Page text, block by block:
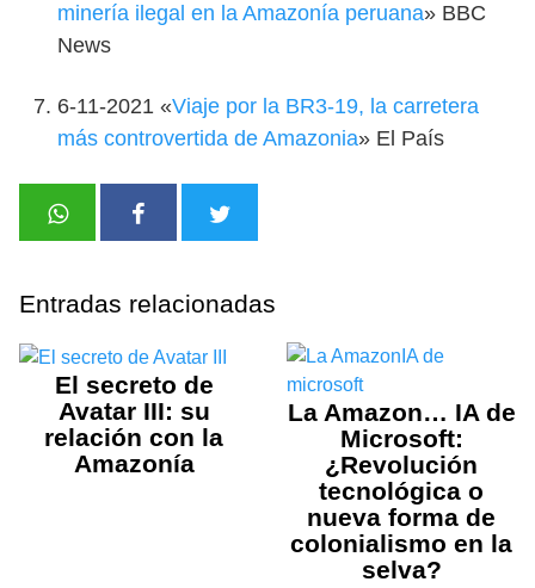
minería ilegal en la Amazonía peruana» BBC
News
6-11-2021 «Viaje por la BR3-19, la carretera
más controvertida de Amazonia» El País
Entradas relacionadas
El secreto de
Avatar III: su
relación con la
Amazonía
La Amazon… IA de
Microsoft:
¿Revolución
tecnológica o
nueva forma de
colonialismo en la
selva?